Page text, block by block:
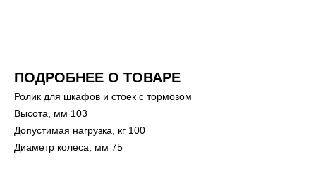
ПОДРОБНЕЕ О ТОВАРЕ
Ролик для шкафов и стоек с тормозом
Высота, мм 103
Допустимая нагрузка, кг 100
Диаметр колеса, мм 75